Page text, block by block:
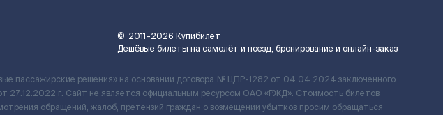
© 2011–2026 Купибилет
Дешёвые билеты на самолёт и поезд, бронирование и онлайн-заказ
пассажирские решения» на основании договора № ЦПР-1282 от 04.04.2024 заключенного
г. Сайт не является официальным ресурсом ОАО «РЖД». Стоимость билетов
обращений, жалоб, претензий граждан о возмещении убытков просим обращаться